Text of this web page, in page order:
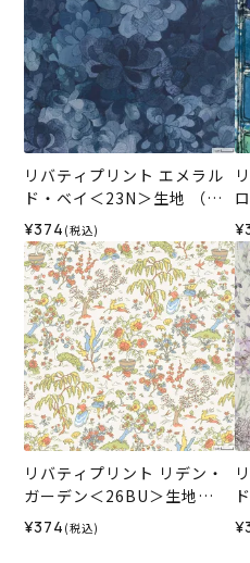
リバティプリント エメラル
ド・ベイ＜23N＞生地 （ホ
ビーラホビーレオリジナ
ル）2026SS
¥374 (税込)
リバティプリント リデン・
ガーデン＜26BU＞生地
（リバティ・ファブリック
ス）2026SS
¥374 (税込)